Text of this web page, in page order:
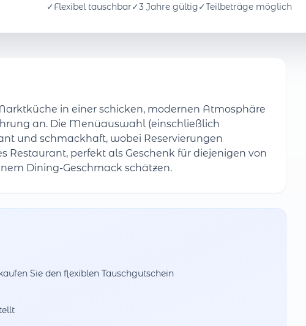
✓Flexibel tauschbar✓3 Jahre gültig✓Teilbeträge möglich
in einer schicken, modernen Atmosphäre
an. Die Menüauswahl (einschließlich
und schmackhaft, wobei Reservierungen
Restaurant, perfekt als Geschenk für diejenigen von
Dining-Geschmack schätzen.
Sie den flexiblen Tauschgutschein